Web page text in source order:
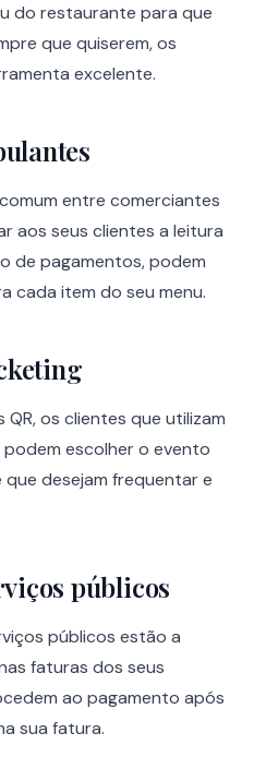
do restaurante para que
que quiserem, os
excelente.
entre comerciantes
aos seus clientes a leitura
de pagamentos, podem
cada item do seu menu.
os clientes que utilizam
escolher o evento
desejam frequentar e
públicos
públicos estão a
faturas dos seus
ao pagamento após
sua fatura.